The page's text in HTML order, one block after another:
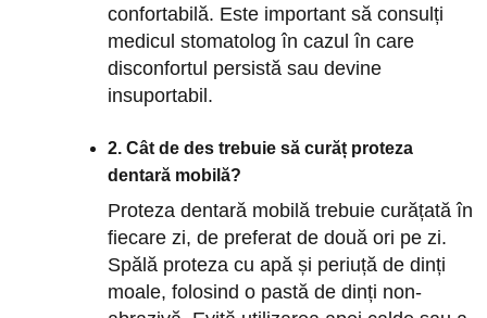
confortabilă. Este important să consulți
medicul stomatolog în cazul în care
disconfortul persistă sau devine
insuportabil.
2. Cât de des trebuie să curăț proteza
dentară mobilă?
Proteza dentară mobilă trebuie curățată în
fiecare zi, de preferat de două ori pe zi.
Spălă proteza cu apă și periuță de dinți
moale, folosind o pastă de dinți non-